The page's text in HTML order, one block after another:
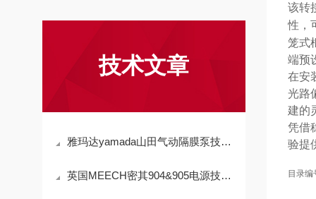
技术文章
雅玛达yamada山田气动隔膜泵技术参数
英国MEECH密其904&905电源技术参数
该转
性，
笼式
端预
在安
光路
建的
凭借
验提
目录编